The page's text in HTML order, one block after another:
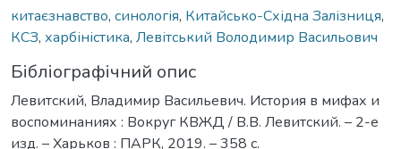
китаєзнавство, синологія, Китайсько-Східна Залізниця,
КСЗ, харбіністика, Левітський Володимир Васильович
Бібліографічний опис
Левитский, Владимир Васильевич. История в мифах и
воспоминаниях : Вокруг КВЖД / В.В. Левитский. – 2-е
изд. – Харьков : ПАРК, 2019. – 358 с.